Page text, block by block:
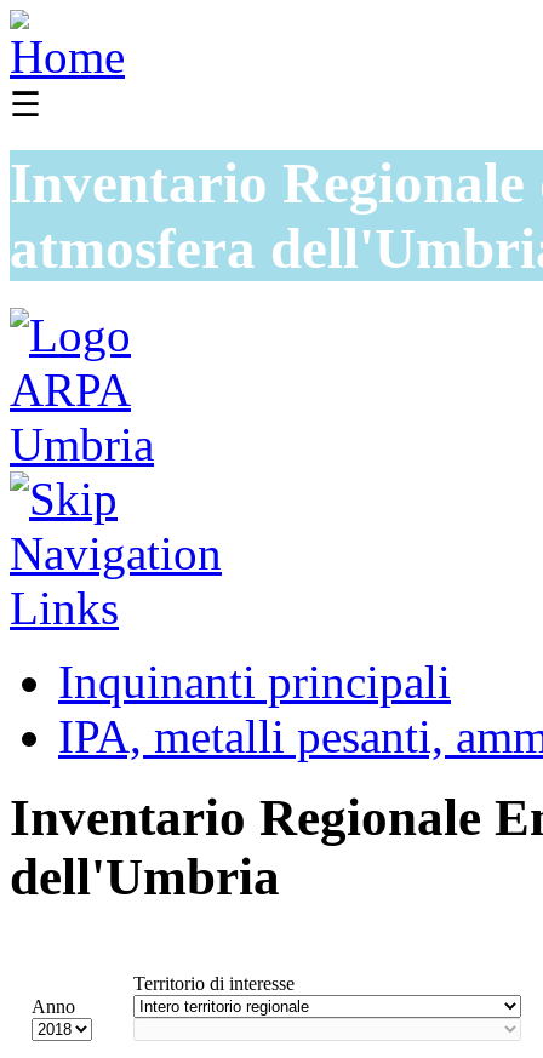
☰
Inventario
atmosfera
Inquinanti principali
IPA, metalli pesanti,
Inventario Regionale
dell'Umbria
Anno
Territorio di interesse